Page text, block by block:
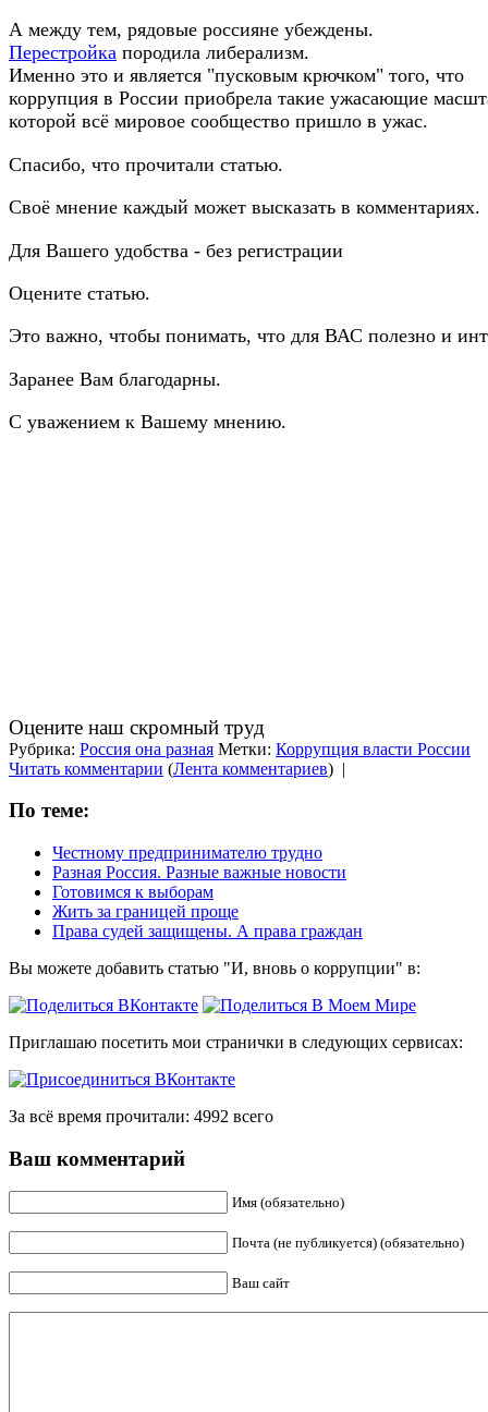
А между тем, рядовые россияне убеждены.
Перестройка породила либерализм.
Именно это и является "пусковым крючком" того, что
коррупция в России приобрела такие ужасающие
которой всё мировое сообщество пришло в ужас.
Спасибо, что прочитали статью.
Своё мнение каждый может высказать в комментариях.
Для Вашего удобства - без регистрации
Оцените статью.
Это важно, чтобы понимать, что для ВАС полезно и
Заранее Вам благодарны.
С уважением к Вашему мнению.
Оцените наш скромный труд
Рубрика: Россия она разная Метки: Коррупция власти России
Читать комментарии (Лента комментариев) |
По теме:
Честному предпринимателю трудно
Разная Россия. Разные важные новости
Готовимся к выборам
Жить за границей проще
Права судей защищены. А права граждан
Вы можете добавить статью "И, вновь о коррупции" в:
Приглашаю посетить мои странички в следующих сервисах:
За всё время прочитали: 4992 всего
Ваш комментарий
Имя (обязательно)
Почта (не публикуется) (обязательно)
Ваш сайт